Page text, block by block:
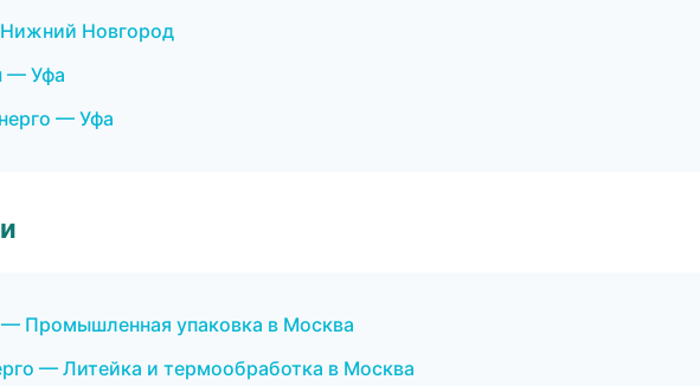
Новгород
— Уфа
— Уфа
Промышленная упаковка в Москва
— Литейка и термообработка в Москва